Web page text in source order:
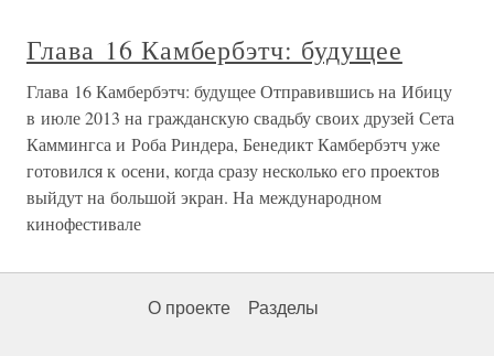
Глава 16 Камбербэтч: будущее
Глава 16 Камбербэтч: будущее Отправившись на Ибицу
в июле 2013 на гражданскую свадьбу своих друзей Сета
Каммингса и Роба Риндера, Бенедикт Камбербэтч уже
готовился к осени, когда сразу несколько его проектов
выйдут на большой экран. На международном
кинофестивале
О проекте Разделы